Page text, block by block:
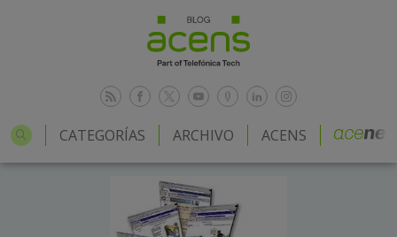
CATEGORÍAS ARCHIVO ACENS